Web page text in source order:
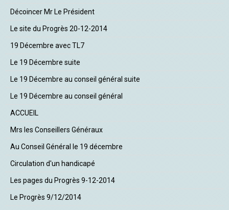
Décoincer Mr Le Président
Le site du Progrès 20-12-2014
19 Décembre avec TL7
Le 19 Décembre suite
Le 19 Décembre au conseil général suite
Le 19 Décembre au conseil général
ACCUEIL
Mrs les Conseillers Généraux
Au Conseil Général le 19 décembre
Circulation d'un handicapé
Les pages du Progrès 9-12-2014
Le Progrès 9/12/2014